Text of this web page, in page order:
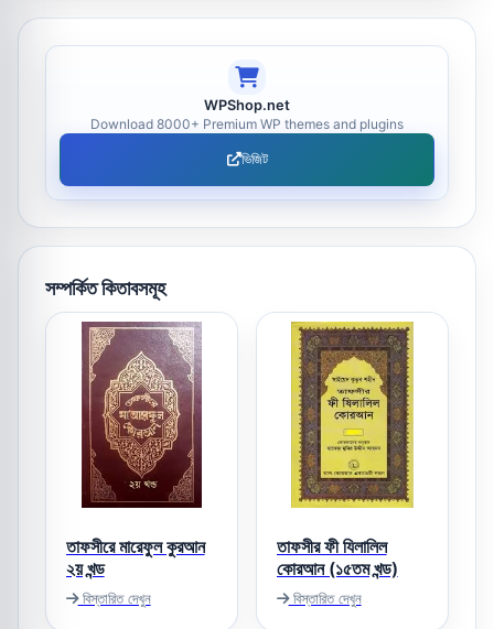
WPShop.net
Download 8000+ Premium WP themes and plugins
ভিজিট
সম্পর্কিত কিতাবসমূহ
তাফসীরে মারেফুল কুরআন
২য় খন্ড
বিস্তারিত দেখুন
তাফসীর ফী যিলালিল
কোরআন (১৫তম খন্ড)
বিস্তারিত দেখুন